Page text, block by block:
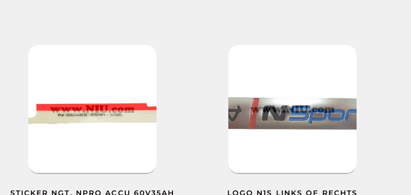
STICKER NGT, NPRO ACCU 60V35AH
LOGO N1S LINKS OF RECHTS